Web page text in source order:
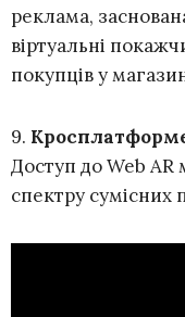
реклама,
віртуальні
покупців у
9.
Доступ до Web
спектру сумісних